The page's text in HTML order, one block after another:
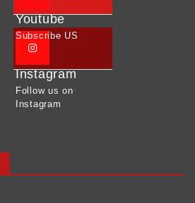
Youtube
Subscribe US
Instagram
Follow us on
Instagram